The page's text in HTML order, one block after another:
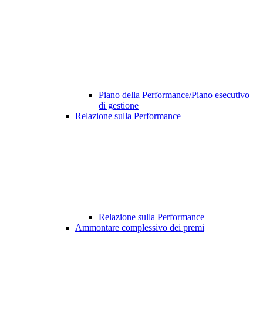
Piano della Performance/Piano esecutivo
di gestione
Relazione sulla Performance
Relazione sulla Performance
Ammontare complessivo dei premi